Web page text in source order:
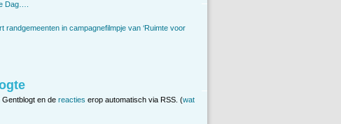
Dag….
randgemeenten in campagnefilmpje van ‘Ruimte voor
Gentblogt en de reacties erop automatisch via RSS. (wat